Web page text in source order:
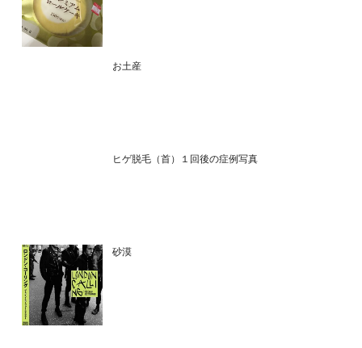
お土産
ヒゲ脱毛（首）１回後の症例写真
砂漠